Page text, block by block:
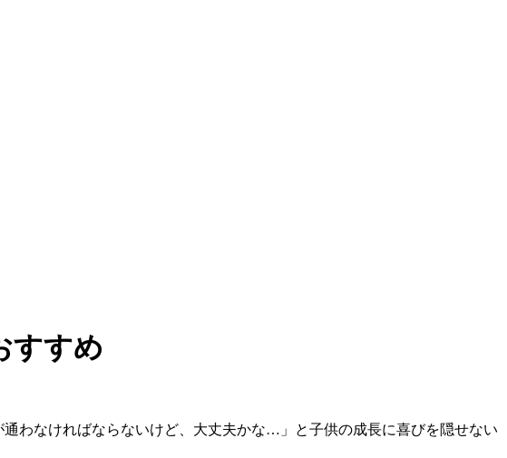
すすめ
わなければならないけど、大丈夫かな…」と子供の成長に喜びを隠せない